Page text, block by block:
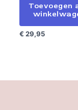
Toevoegen
€ 29,95